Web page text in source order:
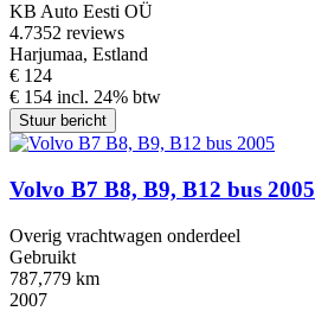
KB Auto Eesti OÜ
4.7352 reviews
Harjumaa, Estland
€ 124
€ 154 incl. 24% btw
Stuur bericht
Volvo B7 B8, B9, B12 bus 2005
Overig vrachtwagen onderdeel
Gebruikt
787,779 km
2007